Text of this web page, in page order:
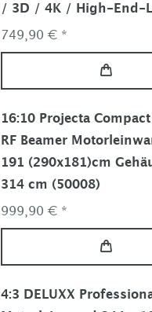
/ 3D / 4K / High-End-
749,90 € *
16:10 Projecta Compact
RF Beamer
191 (290x181)cm
314 cm (50008)
999,90 € *
4:3 DELUXX